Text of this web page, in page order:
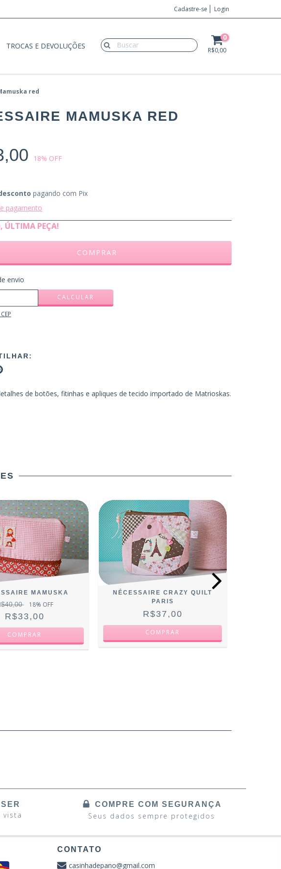
Cadastre-se Login
TROCAS E DEVOLUÇÕES
0
R$0,00
red
MAMUSKA RED
18% OFF
pagando com Pix
pagamento
ÚLTIMA PEÇA!
o CEP:
envio
CALCULAR
de botões, fitinhas e apliques de tecido importado de Matrioskas.
MAMUSKA
18% OFF
R$33,00
NÉCESSAIRE CRAZY QUILT
PARIS
R$37,00
vista
COMPRE COM SEGURANÇA
Seus dados sempre protegidos
CONTATO
casinhadepano@gmail.com